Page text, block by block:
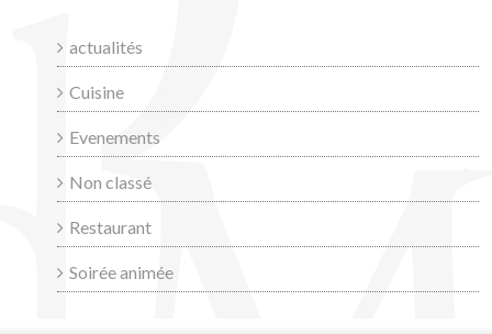
actualités
Cuisine
Evenements
Non classé
Restaurant
Soirée animée